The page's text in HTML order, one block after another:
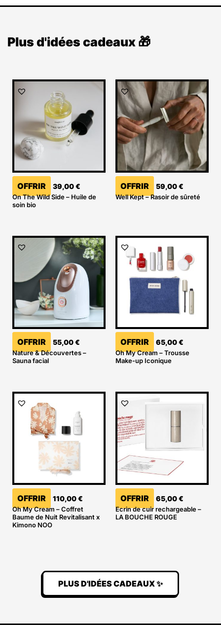
Plus d'idées cadeaux 🎁
OFFRIR 39,00€
On The Wild Side – Huile de
soin bio
OFFRIR 59,00€
Well Kept – Rasoir de sûreté
OFFRIR 55,00€
Nature & Découvertes –
Sauna facial
OFFRIR 65,00€
Oh My Cream – Trousse
Make-up Iconique
OFFRIR 110,00€
Oh My Cream – Coffret
Baume de Nuit Revitalisant x
Kimono NOO
OFFRIR 65,00€
Ecrin de cuir rechargeable –
LA BOUCHE ROUGE
PLUS D'IDÉES CADEAUX ✨